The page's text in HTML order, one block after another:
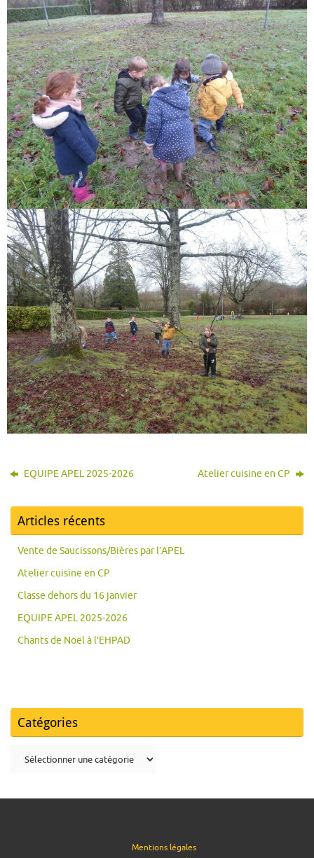
EQUIPE APEL 2025-2026 Atelier cuisine en CP
Articles récents
Vente de Saucissons/Bières par l’APEL
Atelier cuisine en CP
Classe dehors du 16 janvier
EQUIPE APEL 2025-2026
Chants de Noël à l’EHPAD
Catégories
Mentions légales